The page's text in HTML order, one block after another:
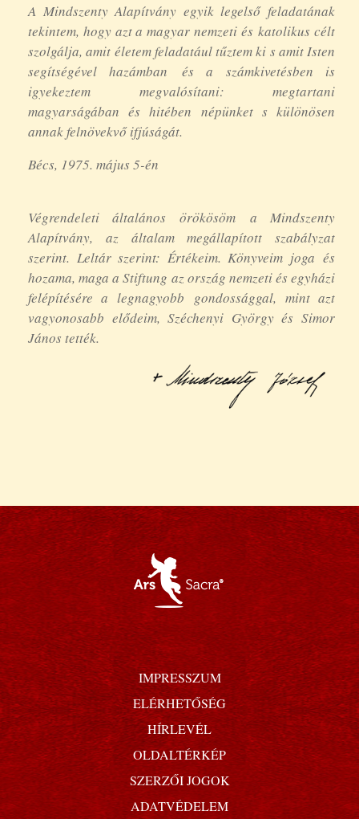
A Mindszenty Alapítvány egyik legelső feladatának
tekintem, hogy azt a magyar nemzeti és katolikus célt
szolgálja, amit életem feladatául tűztem ki s amit Isten
segítségével hazámban és a számkivetésben is
igyekeztem megvalósítani: megtartani
magyarságában és hitében népünket s különösen
annak felnövekvő ifjúságát.
Bécs, 1975. május 5-én
Végrendeleti általános örökösöm a Mindszenty
Alapítvány, az általam megállapított szabályzat
szerint. Leltár szerint: Értékeim. Könyveim joga és
hozama, maga a Stiftung az ország nemzeti és egyházi
felépítésére a legnagyobb gondossággal, mint azt
vagyonosabb elődeim, Széchenyi György és Simor
János tették.
IMPRESSZUM
ELÉRHETŐSÉG
HÍRLEVÉL
OLDALTÉRKÉP
SZERZŐI JOGOK
ADATVÉDELEM